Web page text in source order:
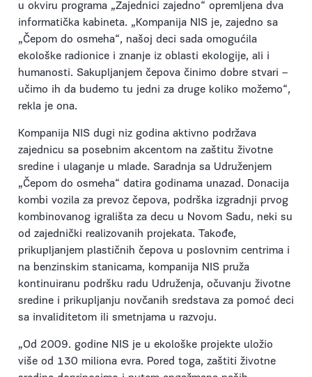
u okviru programa „Zajednici zajedno“ opremljena dva
informatička kabineta. „Kompanija NIS je, zajedno sa
„Čepom do osmeha“, našoj deci sada omogućila
ekološke radionice i znanje iz oblasti ekologije, ali i
humanosti. Sakupljanjem čepova činimo dobre stvari –
učimo ih da budemo tu jedni za druge koliko možemo“,
rekla je ona.
Kompanija NIS dugi niz godina aktivno podržava
zajednicu sa posebnim akcentom na zaštitu životne
sredine i ulaganje u mlade. Saradnja sa Udruženjem
„Čepom do osmeha“ datira godinama unazad. Donacija
kombi vozila za prevoz čepova, podrška izgradnji prvog
kombinovanog igrališta za decu u Novom Sadu, neki su
od zajednički realizovanih projekata. Takođe,
prikupljanjem plastičnih čepova u poslovnim centrima i
na benzinskim stanicama, kompanija NIS pruža
kontinuiranu podršku radu Udruženja, očuvanju životne
sredine i prikupljanju novčanih sredstava za pomoć deci
sa invaliditetom ili smetnjama u razvoju.
„Od 2009. godine NIS je u ekološke projekte uložio
više od 130 miliona evra. Pored toga, zaštiti životne